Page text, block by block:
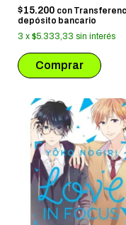
$15.200 con
depósito bancario
3 x $5.333,33 sin interés